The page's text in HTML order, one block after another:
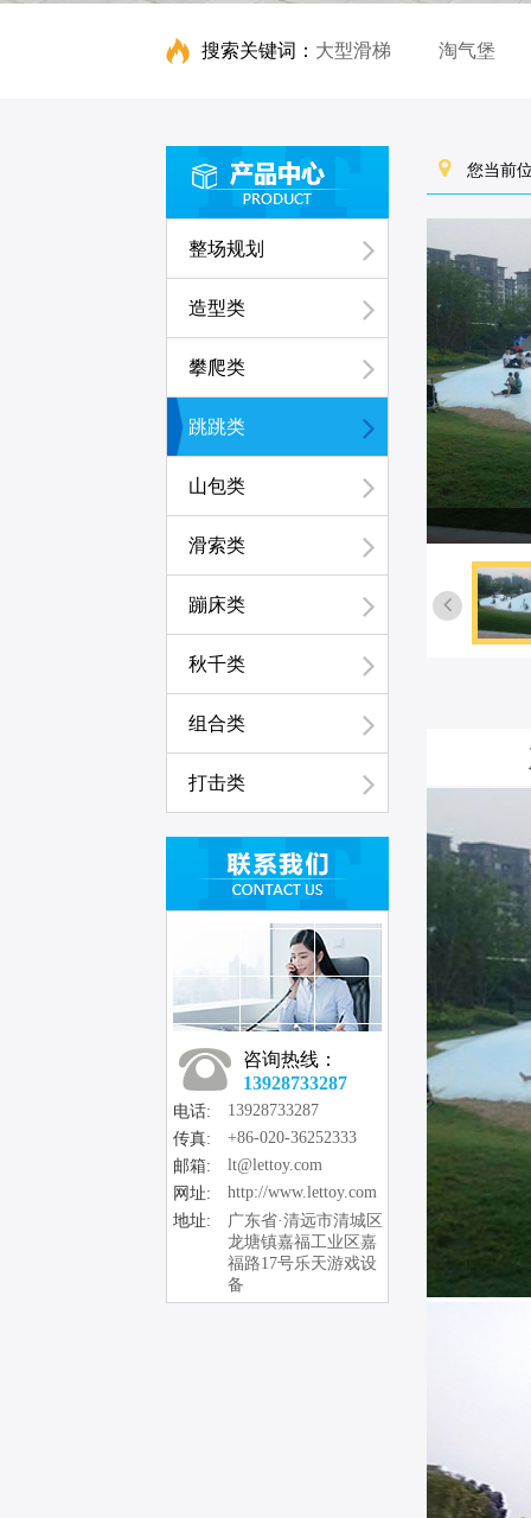
搜索关键词： 大型滑梯 淘气堡
整场规划
造型类
攀爬类
跳跳类
山包类
滑索类
蹦床类
秋千类
组合类
打击类
咨询热线：
13928733287
电话:
13928733287
传真:
+86-020-36252333
邮箱:
lt@lettoy.com
网址:
http://www.lettoy.com
地址:
广东省·清远市清城区
龙塘镇嘉福工业区嘉
福路17号乐天游戏设
备
您当前